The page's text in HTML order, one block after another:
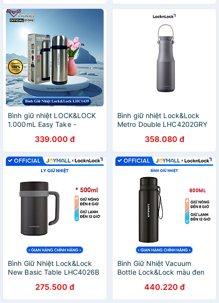
Bình giữ nhiệt LOCK&LOCK
1.000mL Easy Take -
339.000 đ
Bình giữ nhiệt Lock&Lock
Metro Double LHC4202GRY
358.080 đ
Bình Giữ Nhiệt Lock&Lock
New Basic Table LHC4026B
275.500 đ
Bình Giữ Nhiệt Vacuum
Bottle Lock&Lock màu đen
chính hãng, thép không gỉ,
độ bền cao - JoyMall
440.220 đ